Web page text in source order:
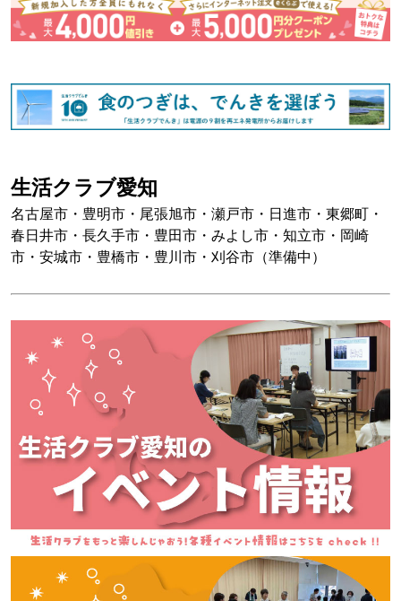
生活クラブ愛知
名古屋市・豊明市・尾張旭市・瀬戸市・日進市・東郷町・
春日井市・長久手市・豊田市・みよし市・知立市・岡崎
市・安城市・豊橋市・豊川市・刈谷市（準備中）